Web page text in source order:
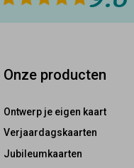
Onze producten
Ontwerp je eigen kaart
Verjaardagskaarten
Jubileumkaarten